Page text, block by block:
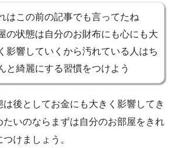
はこの前の記事でも言ってたね
の状態は自分のお財布にも心にも大
影響していくから汚れている人はち
と綺麗にする習慣をつけよう
後としてお金にも大きく影響してき
たいのならまずは自分のお部屋をきれ
けましょう。